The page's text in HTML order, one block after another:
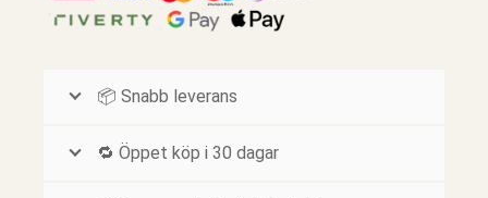
📦 Snabb leverans
🔁 Öppet köp i 30 dagar